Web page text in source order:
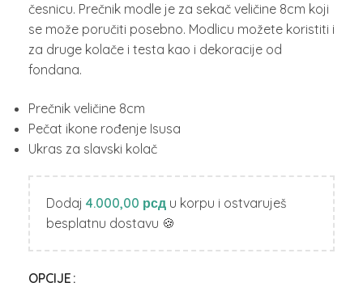
česnicu. Prečnik modle je za sekač veličine 8cm koji
se može poručiti posebno. Modlicu možete koristiti i
za druge kolače i testa kao i dekoracije od
fondana.
Prečnik veličine 8cm
Pečat ikone rođenje Isusa
Ukras za slavski kolač
Dodaj 4.000,00 рсд u korpu i ostvaruješ
besplatnu dostavu 🍪
OPCIJE